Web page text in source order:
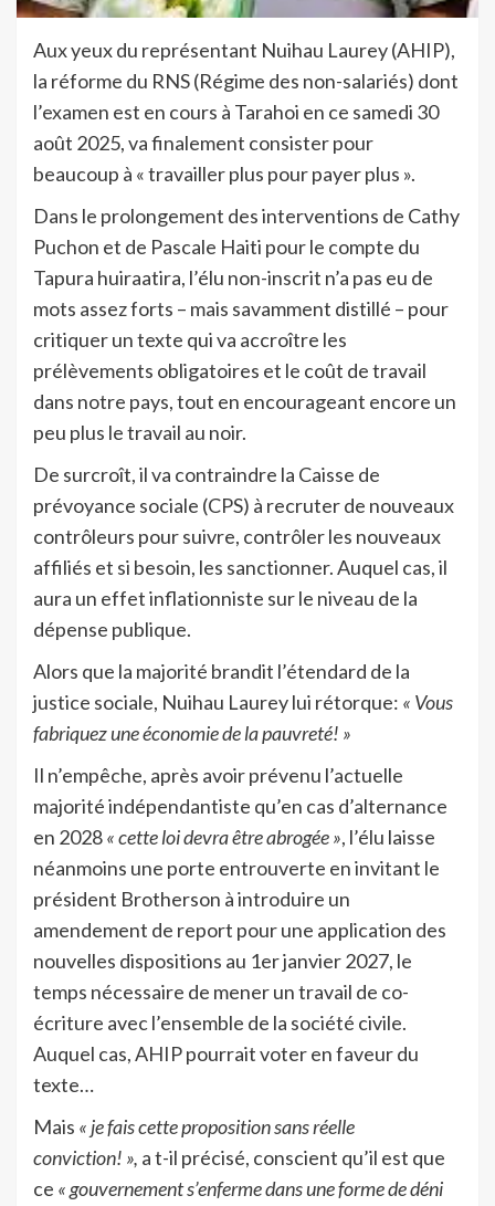
Aux yeux du représentant Nuihau Laurey (AHIP),
la réforme du RNS (Régime des non-salariés) dont
l’examen est en cours à Tarahoi en ce samedi 30
août 2025, va finalement consister pour
beaucoup à « travailler plus pour payer plus ».
Dans le prolongement des interventions de Cathy
Puchon et de Pascale Haiti pour le compte du
Tapura huiraatira, l’élu non-inscrit n’a pas eu de
mots assez forts – mais savamment distillé – pour
critiquer un texte qui va accroître les
prélèvements obligatoires et le coût de travail
dans notre pays, tout en encourageant encore un
peu plus le travail au noir.
De surcroît, il va contraindre la Caisse de
prévoyance sociale (CPS) à recruter de nouveaux
contrôleurs pour suivre, contrôler les nouveaux
affiliés et si besoin, les sanctionner. Auquel cas, il
aura un effet inflationniste sur le niveau de la
dépense publique.
Alors que la majorité brandit l’étendard de la
justice sociale, Nuihau Laurey lui rétorque: « Vous
fabriquez une économie de la pauvreté! »
Il n’empêche, après avoir prévenu l’actuelle
majorité indépendantiste qu’en cas d’alternance
en 2028« cette loi devra être abrogée », l’élu laisse
néanmoins une porte entrouverte en invitant le
président Brotherson à introduire un
amendement de report pour une application des
nouvelles dispositions au 1er janvier 2027, le
temps nécessaire de mener un travail de co-
écriture avec l’ensemble de la société civile.
Auquel cas, AHIP pourrait voter en faveur du
texte…
Mais « je fais cette proposition sans réelle
conviction! », a t-il précisé, conscient qu’il est que
ce « gouvernement s’enferme dans une forme de déni